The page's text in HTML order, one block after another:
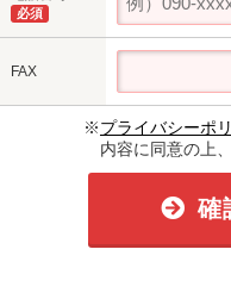
必須
FAX
※プライバシーポ
内容に同意の上
確